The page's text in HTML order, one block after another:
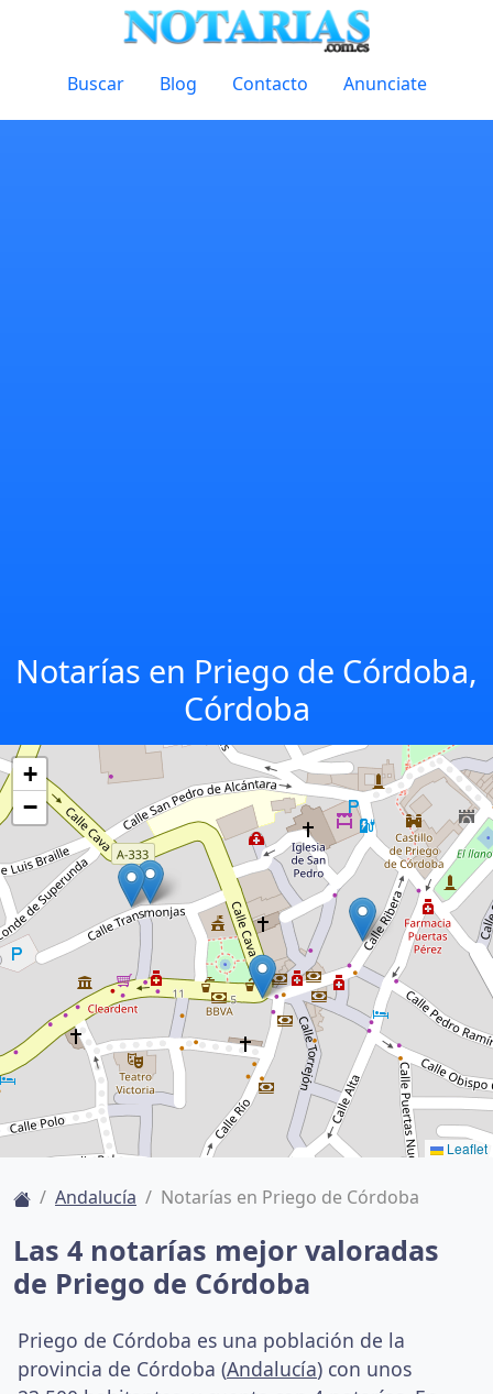
Buscar Blog Contacto Anunciate
Notarías en Priego de Córdoba,
Córdoba
+
−
Leaflet
Andalucía Notarías en Priego de Córdoba
Las 4 notarías mejor valoradas
de Priego de Córdoba
Priego de Córdoba es una población de la
provincia de Córdoba (Andalucía) con unos